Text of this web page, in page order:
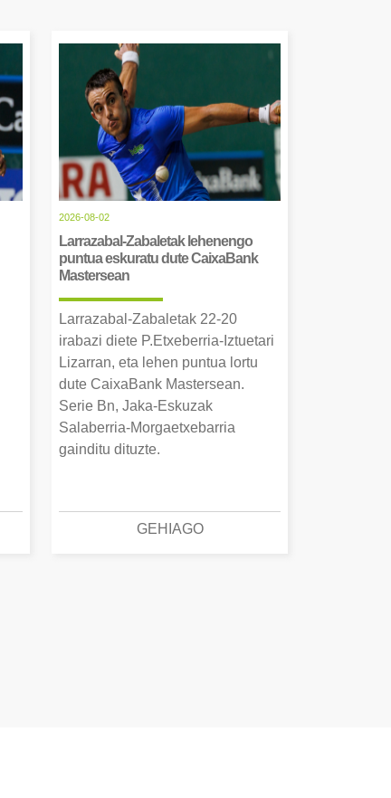
2026-08-02
Larrazabal-Zabaletak lehenengo
puntua eskuratu dute CaixaBank
Mastersean
Larrazabal-Zabaletak 22-20
irabazi diete P.Etxeberria-Iztuetari
Lizarran, eta lehen puntua lortu
dute CaixaBank Mastersean.
Serie Bn, Jaka-Eskuzak
Salaberria-Morgaetxebarria
gainditu dituzte.
GEHIAGO